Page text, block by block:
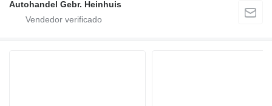
Autohandel Gebr. Heinhuis